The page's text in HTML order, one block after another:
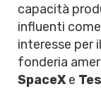
capacità
influenti come
interesse per
fonderia
SpaceX e